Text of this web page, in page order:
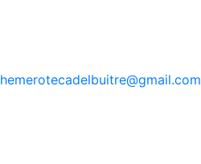
hemerotecadelbuitre@gmail.com